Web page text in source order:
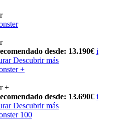
desde: 13.190€ i
Descubrir más
+
+
desde: 13.690€ i
Descubrir más
100